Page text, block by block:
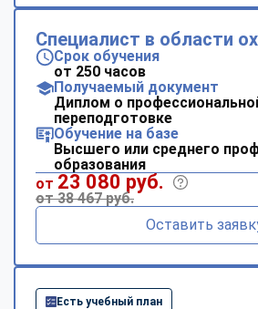
Специалист в области
Срок обучения
от 250 часов
Получаемый документ
Диплом о
переподготовке
Обучение на базе
Высшего или среднего
образования
от 23 080 руб.
от 38 467 руб.
Оставить
Есть учебный план